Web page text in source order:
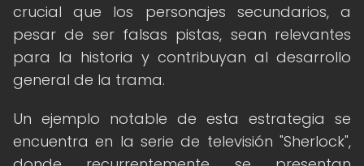
crucial que los personajes secundarios, a
pesar de ser falsas pistas, sean relevantes
para la historia y contribuyan al desarrollo
general de la trama.
Un ejemplo notable de esta estrategia se
encuentra en la serie de televisión "Sherlock",